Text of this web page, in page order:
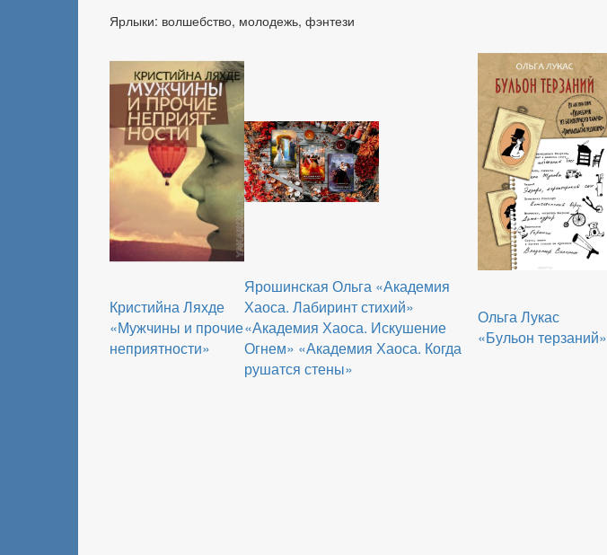
Ярлыки: волшебство, молодежь, фэнтези
Кристийна Ляхде
«Мужчины и прочие
неприятности»
Ярошинская Ольга «Академия
Хаоса. Лабиринт стихий»
«Академия Хаоса. Искушение
Огнем» «Академия Хаоса. Когда
рушатся стены»
Ольга Лукас
«Бульон терзаний»